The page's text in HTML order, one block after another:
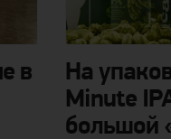
в
На
Minute
большой